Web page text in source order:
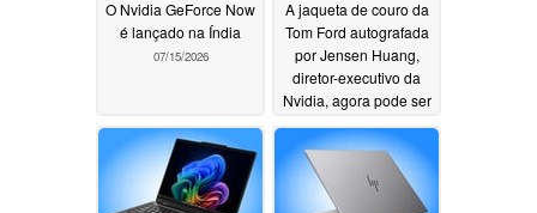
O Nvidia GeForce Now
é lançado na Índia
07/15/2026
A jaqueta de couro da
Tom Ford autografada
por Jensen Huang,
diretor-executivo da
Nvidia, agora pode ser
GPUs RTX 5090